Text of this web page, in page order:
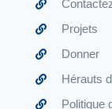
Projets
Donner
Hérauts
Politique